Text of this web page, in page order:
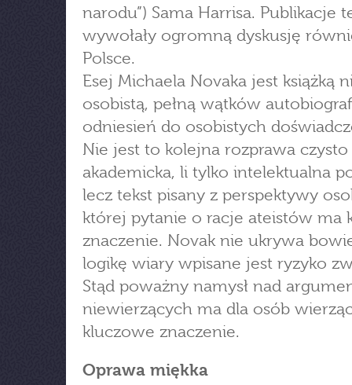
narodu”) Sama Harrisa. Publikacje
wywołały ogromną dyskusję
Polsce.
Esej Michaela Novaka jest książką
osobistą, pełną wątków
odniesień do osobistych
Nie jest to kolejna rozprawa czysto
akademicka, li tylko intelektualna
lecz tekst pisany z perspektywy
której pytanie o racje ateistów ma
znaczenie. Novak nie ukrywa
logikę wiary wpisane jest ryzyko
Stąd poważny namysł nad
niewierzących ma dla osób
kluczowe znaczenie.
Oprawa miękka